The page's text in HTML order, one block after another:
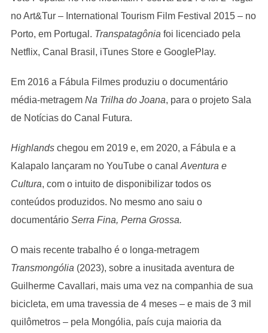
no Art&Tur – International Tourism Film Festival 2015 – no
Porto, em Portugal. Transpatagônia foi licenciado pela
Netflix, Canal Brasil, iTunes Store e GooglePlay.
Em 2016 a Fábula Filmes produziu o documentário
média-metragem Na Trilha do Joana, para o projeto Sala
de Notícias do Canal Futura.
Highlandschegou em 2019 e, em 2020, a Fábula e a
Kalapalo lançaram no YouTube o canal Aventura e
Cultura, com o intuito de disponibilizar todos os
conteúdos produzidos. No mesmo ano saiu o
documentário Serra Fina, Perna Grossa.
O mais recente trabalho é o longa-metragem
Transmongólia (2023), sobre a inusitada aventura de
Guilherme Cavallari, mais uma vez na companhia de sua
bicicleta, em uma travessia de 4 meses – e mais de 3 mil
quilômetros – pela Mongólia, país cuja maioria da